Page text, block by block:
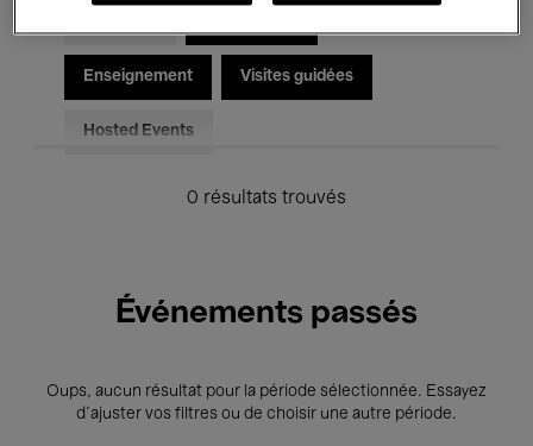
Enseignement Visites guidées
Hosted Events
0 résultats trouvés
Événements passés
Oups, aucun résultat pour la période sélectionnée. Essayez
d’ajuster vos filtres ou de choisir une autre période.